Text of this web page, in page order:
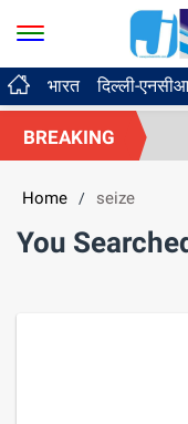
भारत दिल्ली-
BREAKING
Home / seize
You